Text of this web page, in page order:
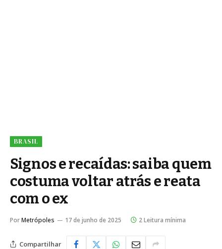
BRASIL
Signos e recaídas: saiba quem
costuma voltar atrás e reata
com o ex
PorMetrópoles 17 de junho de 2025 2 Leitura mínima
Compartilhar